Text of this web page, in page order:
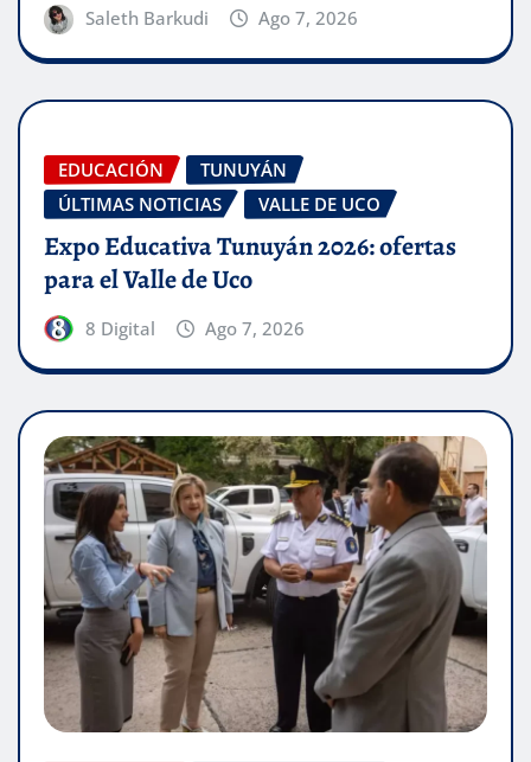
Saleth Barkudi Ago 7, 2026
EDUCACIÓN
TUNUYÁN
ÚLTIMAS NOTICIAS
VALLE DE UCO
Expo Educativa Tunuyán 2026: ofertas
para el Valle de Uco
8 Digital Ago 7, 2026